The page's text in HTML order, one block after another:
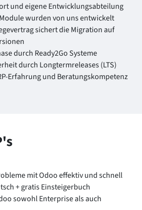
und eigene Entwicklungsabteilung
wurden von uns entwickelt
sichert die Migration auf
durch Ready2Go Systeme
durch Longtermreleases (LTS)
Erfahrung und Beratungskompetenz
mit Odoo effektiv und schnell
+ gratis Einsteigerbuch
sowohl Enterprise als auch